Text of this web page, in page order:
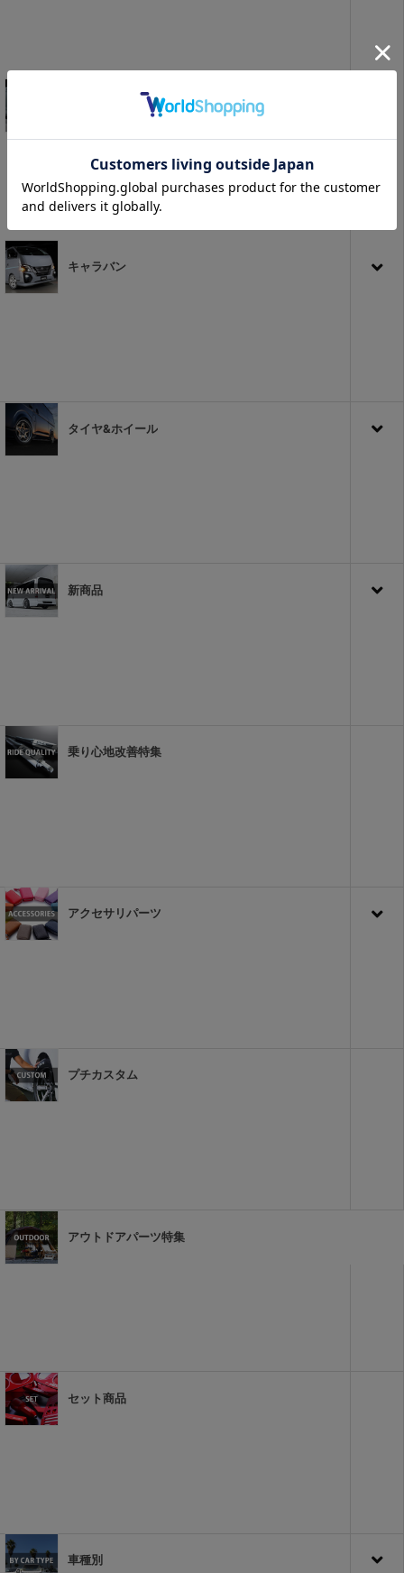
キャラバン
タイヤ&ホイール
新商品
乗り心地改善特集
アクセサリパーツ
プチカスタム
アウトドアパーツ特集
セット商品
車種別